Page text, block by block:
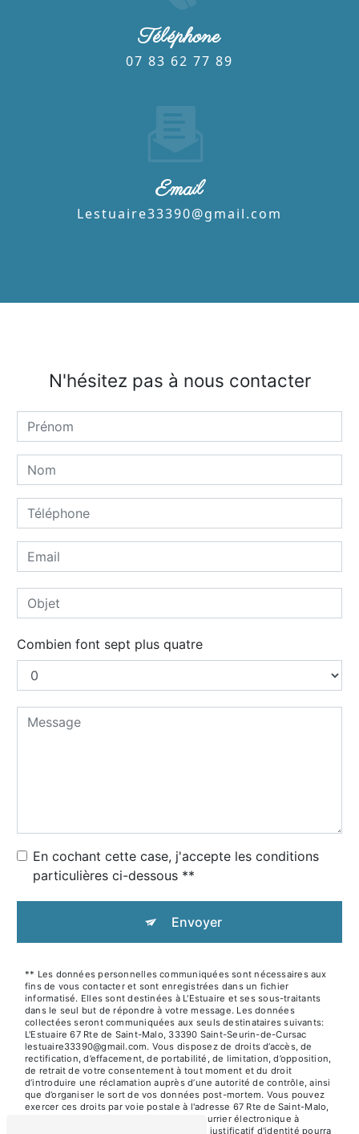
Téléphone
07 83 62 77 89
Email
lestuaire33390@gmail.com
N'hésitez pas à nous contacter
Combien font sept plus quatre
En cochant cette case, j'accepte les conditions
particulières ci-dessous **
Envoyer
** Les données personnelles communiquées sont nécessaires aux
fins de vous contacter et sont enregistrées dans un fichier
informatisé. Elles sont destinées à L'Estuaire et ses sous-traitants
dans le seul but de répondre à votre message. Les données
collectées seront communiquées aux seuls destinataires suivants:
L'Estuaire 67 Rte de Saint-Malo, 33390 Saint-Seurin-de-Cursac
lestuaire33390@gmail.com. Vous disposez de droits d’accès, de
rectification, d’effacement, de portabilité, de limitation, d’opposition,
de retrait de votre consentement à tout moment et du droit
d’introduire une réclamation auprès d’une autorité de contrôle, ainsi
que d’organiser le sort de vos données post-mortem. Vous pouvez
exercer ces droits par voie postale à l'adresse 67 Rte de Saint-Malo,
33390 Saint-Seurin-de-Cursac ou par courrier électronique à
l'adresse lestuaire33390@gmail.com. Un justificatif d'identité pourra